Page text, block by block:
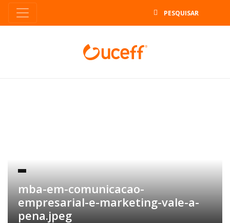
mba-em-comunicacao-
empresarial-e-marketing-vale-a-
pena.jpeg